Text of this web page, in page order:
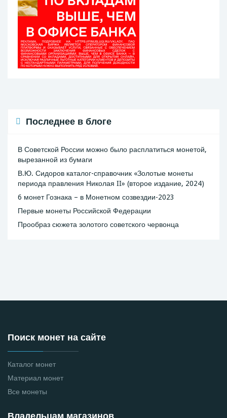
Последнее в блоге
В Советской России можно было расплатиться монетой,
вырезанной из бумаги
В.Ю. Сидоров каталог-справочник «Золотые монеты
периода правления Николая II» (второе издание, 2024)
6 монет Гознака – в Монетном созвездии-2023
Первые монеты Российской Федерации
Прообраз сюжета золотого советского червонца
Поиск монет на сайте
Каталог монет
Материал монет
Все монеты
Владельцам магазинов